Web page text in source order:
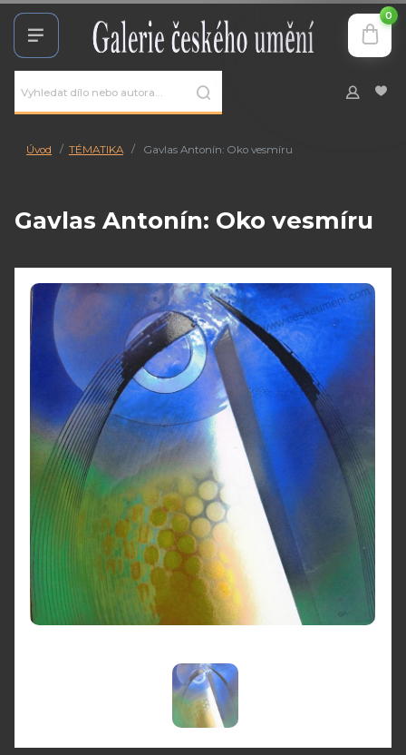
0
Úvod TÉMATIKA Gavlas Antonín: Oko vesmíru
Gavlas Antonín: Oko vesmíru